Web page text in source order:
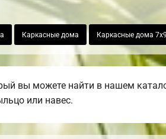
Каркасные дома Каркасные дома 7х9
вы можете найти в нашем
или навес.